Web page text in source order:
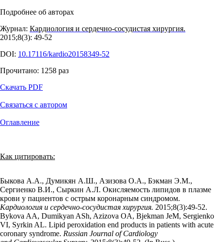
Подробнее об авторах
Журнал: Кардиология и сердечно-сосудистая хирургия.
2015;8(3): 49‑52
DOI: 10.17116/kardio20158349-52
Прочитано: 1258 раз
Скачать PDF
Связаться с автором
Оглавление
Как цитировать:
Быкова А.А., Думикян А.Ш., Азизова О.А., Бэкман Э.М.,
Сергиенко В.И., Сыркин А.Л. Окисляемость липидов в плазме
крови у пациентов с острым коронарным синдромом.
Кардиология и сердечно-сосудистая хирургия. 2015;8(3):49‑52.
Bykova AA, Dumikyan ASh, Azizova OA, Bjekman JeM, Sergienko
VI, Syrkin AL. Lipid peroxidation end products in patients with acute
coronary syndrome. Russian Journal of Cardiology